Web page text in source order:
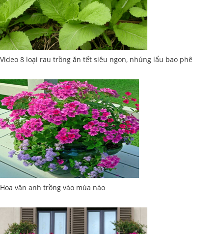
Video 8 loại rau trồng ăn tết siêu ngon, nhúng lẩu bao phê
Hoa vân anh trồng vào mùa nào